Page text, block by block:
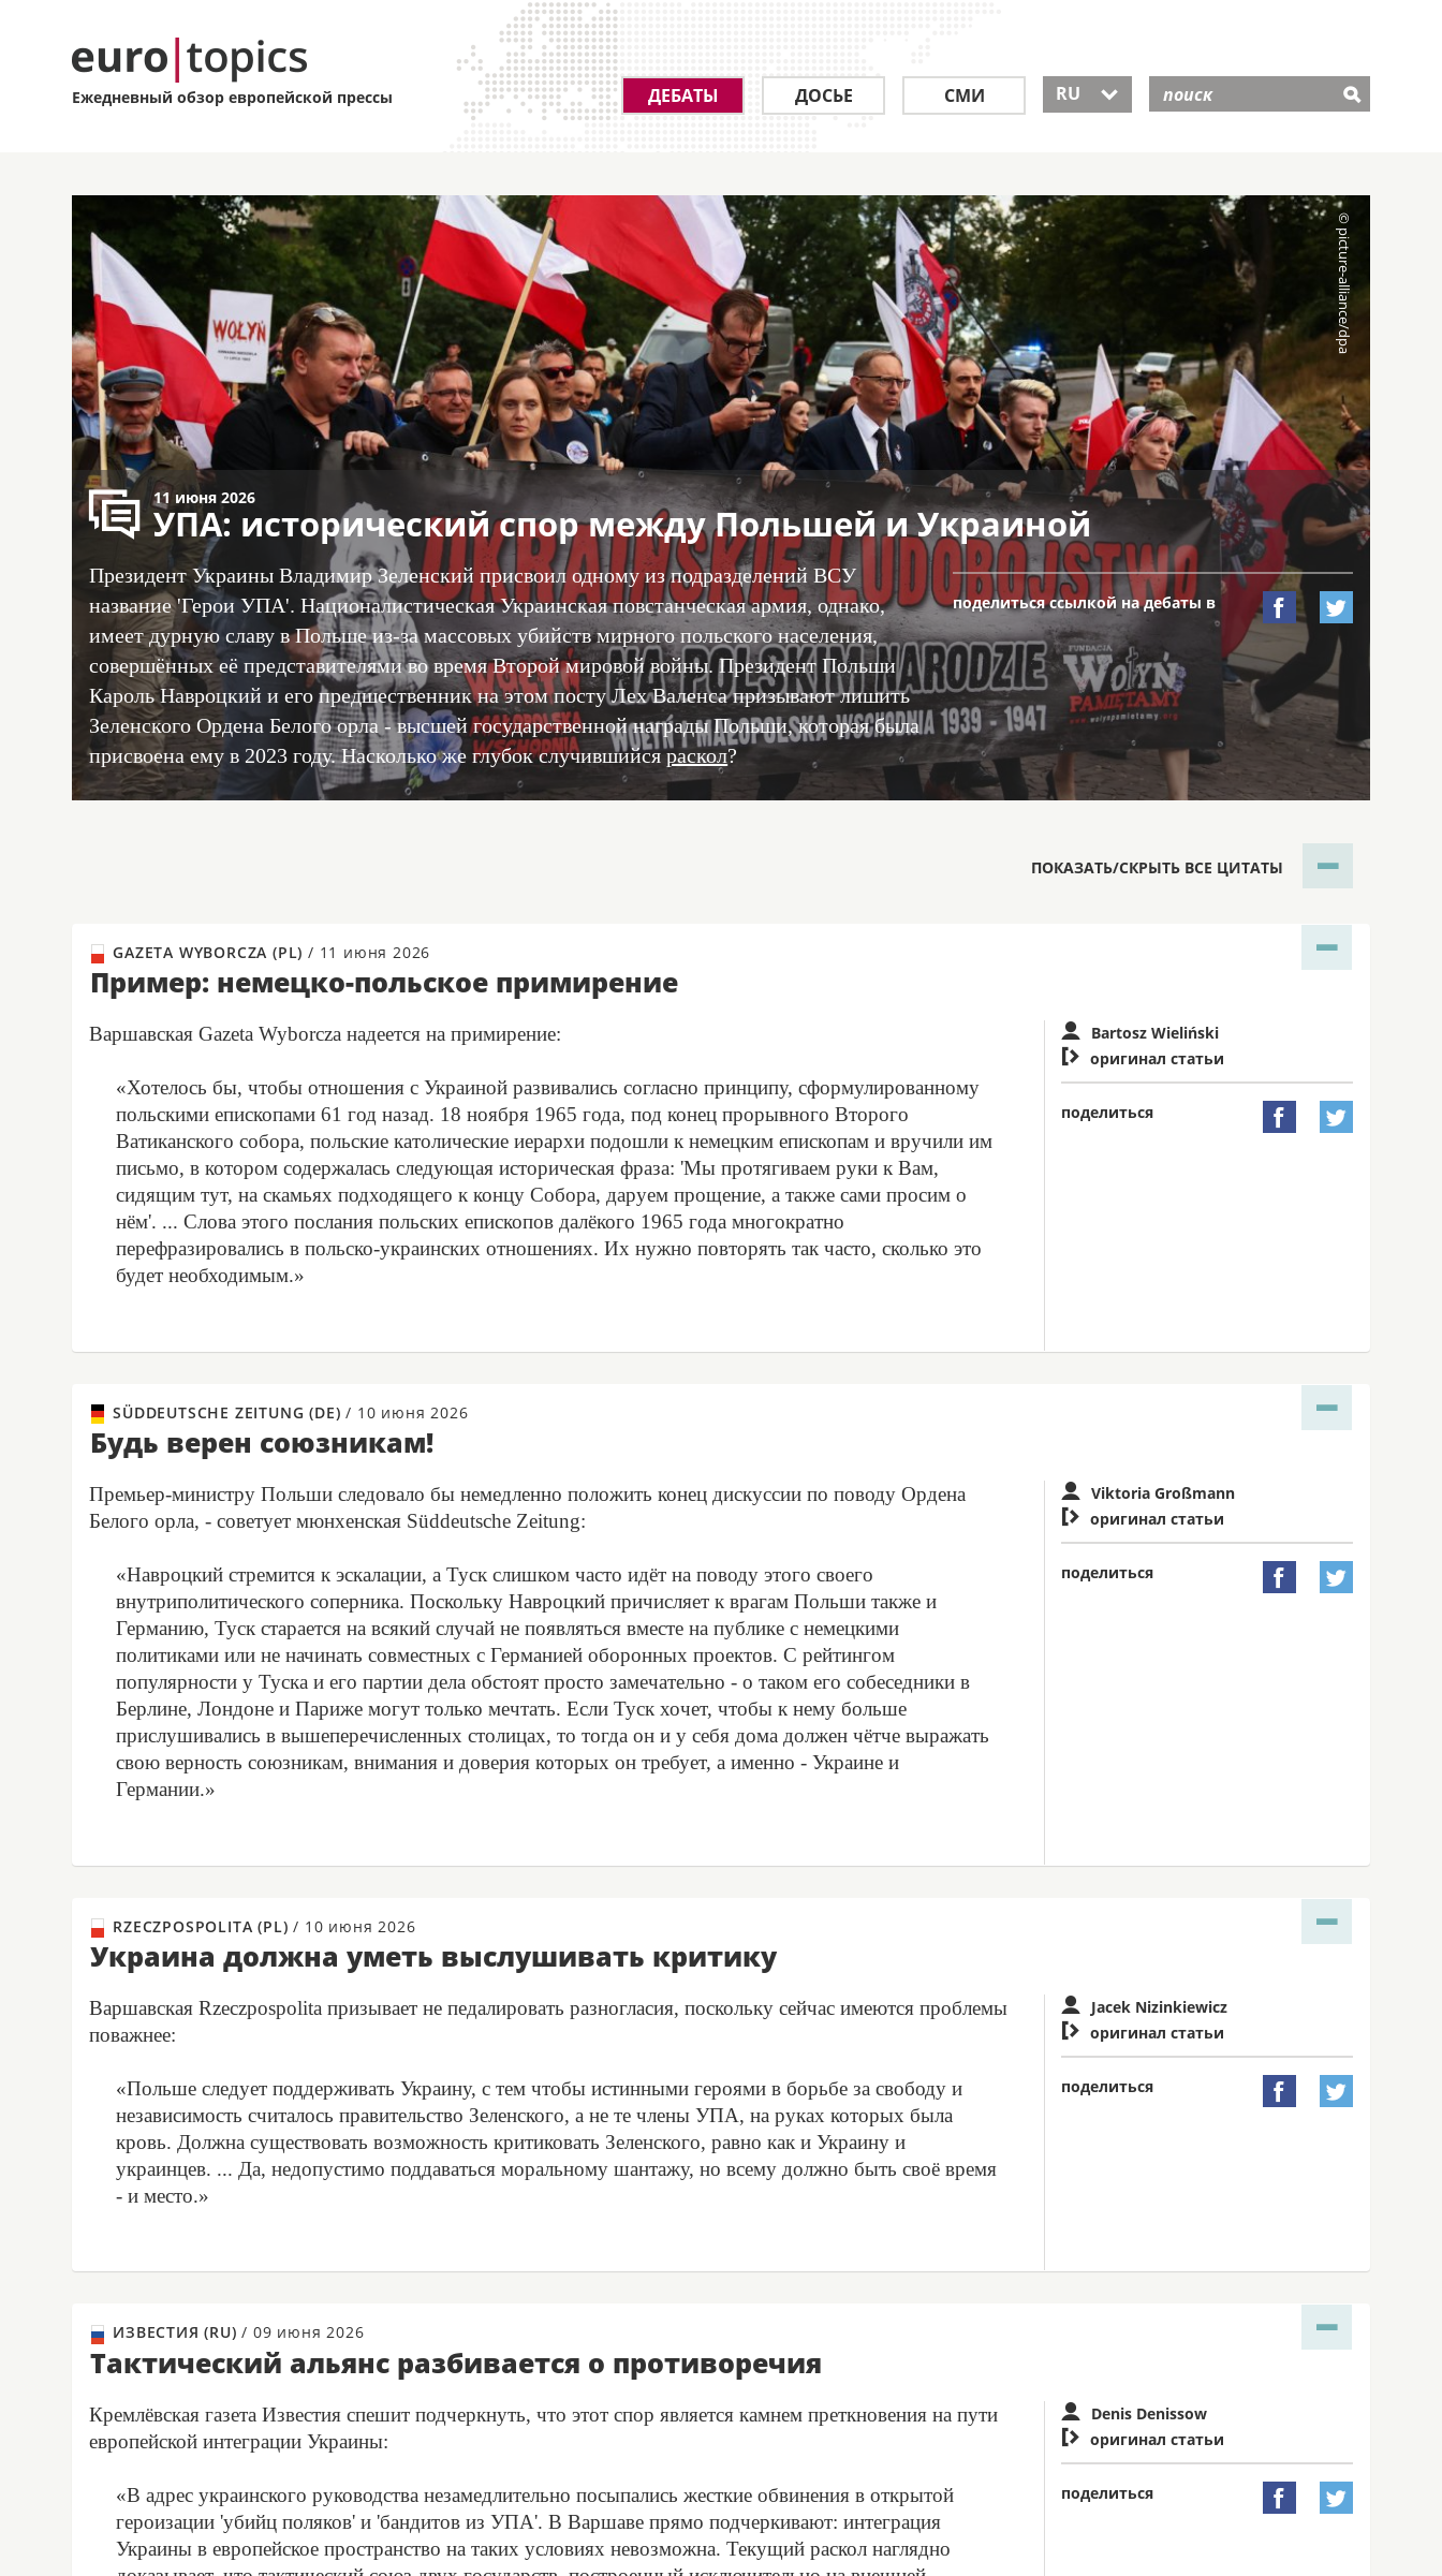
Ежедневный обзор европейской прессы ДЕБАТЫ ДОСЬЕ СМИ RU 
11 июня 2026
УПА: исторический спор между Польшей и Украиной
Президент Украины Владимир Зеленский присвоил одному из подразделений ВСУ
название 'Герои УПА'. Националистическая Украинская повстанческая армия, однако,
имеет дурную славу в Польше из-за массовых убийств мирного польского населения,
совершённых её представителями во время Второй мировой войны. Президент Польши
Кароль Навроцкий и его предшественник на этом посту Лех Валенса призывают лишить
Зеленского Ордена Белого орла - высшей государственной награды Польши, которая была
присвоена ему в 2023 году. Насколько же глубок случившийсяраскол?
поделиться ссылкой на дебаты в  
ПОКАЗАТЬ/СКРЫТЬ ВСЕ ЦИТАТЫ
GAZETA WYBORCZA (PL) / 11 июня 2026
Пример: немецко-польское примирение
Варшавская Gazeta Wyborcza надеется на примирение:
«Хотелось бы, чтобы отношения с Украиной развивались согласно принципу, сформулированному
польскими епископами 61 год назад. 18 ноября 1965 года, под конец прорывного Второго
Ватиканского собора, польские католические иерархи подошли к немецким епископам и вручили им
письмо, в котором содержалась следующая историческая фраза: 'Мы протягиваем руки к Вам,
сидящим тут, на скамьях подходящего к концу Собора, даруем прощение, а также сами просим о
нём'. ... Слова этого послания польских епископов далёкого 1965 года многократно
перефразировались в польско-украинских отношениях. Их нужно повторять так часто, сколько это
будет необходимым.»
Bartosz Wieliński
 оригинал статьи
поделиться  
SÜDDEUTSCHE ZEITUNG (DE)/ 10 июня 2026
Будь верен союзникам!
Премьер-министру Польши следовало бы немедленно положить конец дискуссии по поводу Ордена
Белого орла, - советует мюнхенская Süddeutsche Zeitung:
«Навроцкий стремится к эскалации, а Туск слишком часто идёт на поводу этого своего
внутриполитического соперника. Поскольку Навроцкий причисляет к врагам Польши также и
Германию, Туск старается на всякий случай не появляться вместе на публике с немецкими
политиками или не начинать совместных с Германией оборонных проектов. С рейтингом
популярности у Туска и его партии дела обстоят просто замечательно - о таком его собеседники в
Берлине, Лондоне и Париже могут только мечтать. Если Туск хочет, чтобы к нему больше
прислушивались в вышеперечисленных столицах, то тогда он и у себя дома должен чётче выражать
свою верность союзникам, внимания и доверия которых он требует, а именно - Украине и
Германии.»
Viktoria Großmann
 оригинал статьи
поделиться  
RZECZPOSPOLITA (PL)/ 10 июня 2026
Украина должна уметь выслушивать критику
Варшавская Rzeczpospolita призывает не педалировать разногласия, поскольку сейчас имеются проблемы
поважнее:
«Польше следует поддерживать Украину, с тем чтобы истинными героями в борьбе за свободу и
независимость считалось правительство Зеленского, а не те члены УПА, на руках которых была
кровь. Должна существовать возможность критиковать Зеленского, равно как и Украину и
украинцев. ... Да, недопустимо поддаваться моральному шантажу, но всему должно быть своё время
- и место.»
Jacek Nizinkiewicz
 оригинал статьи
поделиться  
ИЗВЕСТИЯ (RU)/ 09 июня 2026
Тактический альянс разбивается о противоречия
Кремлёвская газета Известия спешит подчеркнуть, что этот спор является камнем преткновения на пути
европейской интеграции Украины:
«В адрес украинского руководства незамедлительно посыпались жесткие обвинения в открытой
героизации 'убийц поляков' и 'бандитов из УПА'. В Варшаве прямо подчеркивают: интеграция
Украины в европейское пространство на таких условиях невозможна. Текущий раскол наглядно
Denis Denissow
 оригинал статьи
поделиться  